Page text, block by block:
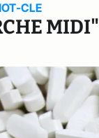
CLE
MIDI"